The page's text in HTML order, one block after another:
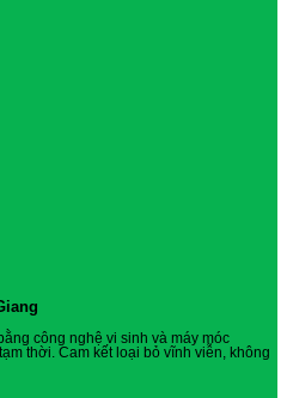
công nghệ vi sinh và máy móc
thời. Cam kết loại bỏ vĩnh viễn, không